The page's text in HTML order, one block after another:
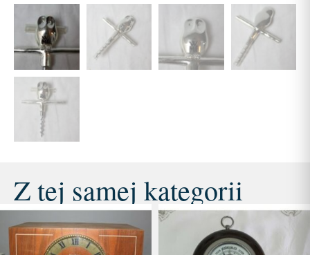
Z tej samej kategorii